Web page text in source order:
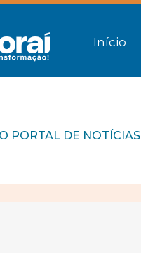
Início
PORTAL DE NOTÍCIAS